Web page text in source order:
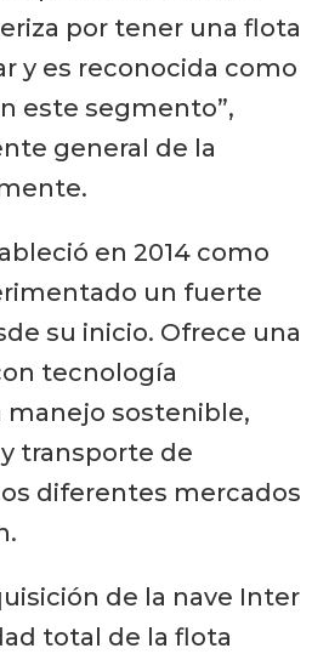
por tener una flota
y es reconocida como
este segmento”,
general de la
en 2014 como
un fuerte
su inicio. Ofrece una
tecnología
manejo sostenible,
transporte de
diferentes mercados
de la nave Inter
total de la flota